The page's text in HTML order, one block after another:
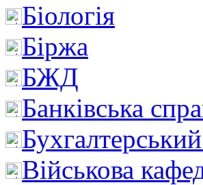
Біологія
Біржа
БЖД
Банківська
Військова